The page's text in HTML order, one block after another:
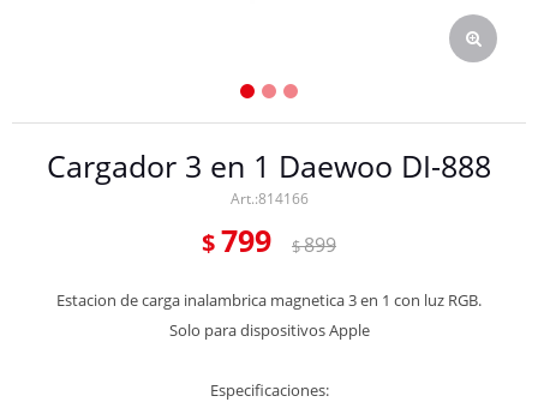
Cargador 3 en 1 Daewoo DI-888
814166
$799 $899
Estacion de carga inalambrica magnetica 3 en 1 con luz RGB.
Solo para dispositivos Apple
Especificaciones: